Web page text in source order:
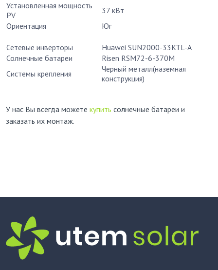
Установленная мощность
PV
37 кВт
Ориентация
Юг
Сетевые инверторы
Huawei SUN2000-33KTL-A
Солнечные батареи
Risen RSM72-6-370M
Системы крепления
Черный металл(наземная
конструкция)
У нас Вы всегда можете купить солнечные батареи и
заказать их монтаж.